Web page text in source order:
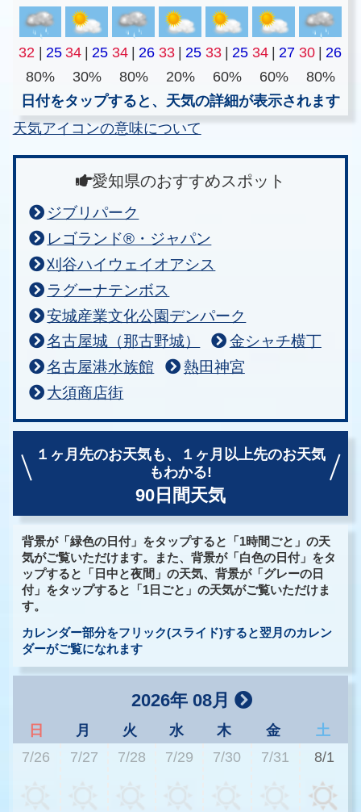
32 | 25 34 | 25 34 | 26 33 | 25 33 | 25 34 | 27 30 | 26
80%
30% 80% 20% 60% 60%
80%
日付をタップすると、天気の詳細が表示されます
天気アイコンの意味について
愛知県のおすすめスポット
ジブリパーク
レゴランド®・ジャパン
刈谷ハイウェイオアシス
ラグーナテンボス
安城産業文化公園デンパーク
名古屋城（那古野城）
金シャチ横丁
名古屋港水族館
熱田神宮
大須商店街
１ヶ月先のお天気も、
１ヶ月以上先のお天気
もわかる!
90日間天気
背景が「緑色の日付」をタップすると「1時間ごと」の天
気がご覧いただけます。また、背景が「白色の日付」をタ
ップすると「日中と夜間」の天気、背景が「グレーの日
付」をタップすると「1日ごと」の天気がご覧いただけま
す。
カレンダー部分をフリック(スライド)すると翌月のカレン
ダーがご覧になれます
2026年 08月
日 月 火 水 木 金
土
7/26
7/27 7/28 7/29 7/30 7/31 8/1